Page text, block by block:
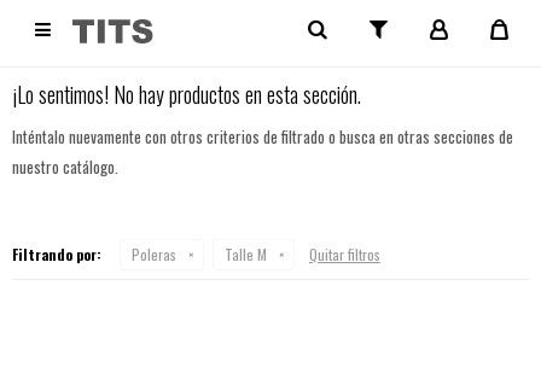
 NO SE HAN RECUPERADO PRODUCTOS
¡Lo sentimos! No hay productos en esta sección.
Inténtalo nuevamente con otros criterios de filtrado o busca en otras secciones de
nuestro catálogo.
Filtrando por: Poleras Talle M Quitar filtros